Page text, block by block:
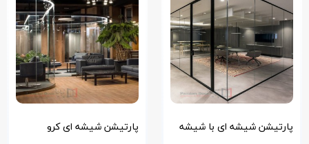
پارتیشن شیشه ای با شیشه پارتیشن شیشه ای کرو